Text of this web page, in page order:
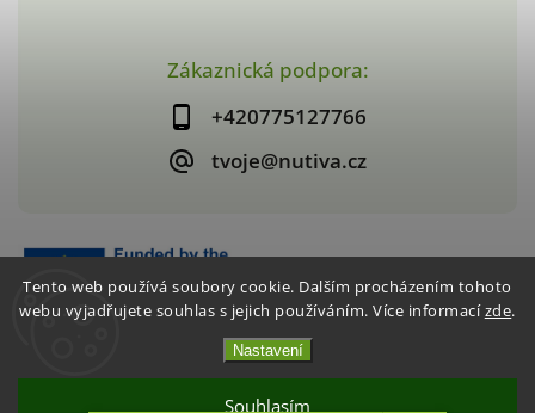
Tento web používá soubory cookie. Dalším procházením tohoto
webu vyjadřujete souhlas s jejich používáním. Více informacízde.
Nastavení
Souhlasím
Zákaznická podpora:
+420775127766
tvoje@nutiva.cz
nutiva.cz
Shoptet | Design